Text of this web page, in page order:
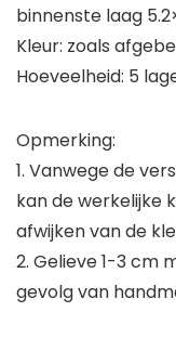
binnenste laag
Kleur: zoals
Hoeveelheid: 5
Opmerking:
1. Vanwege de
kan de werkelijke
afwijken van de
2. Gelieve 1-3 cm
gevolg van